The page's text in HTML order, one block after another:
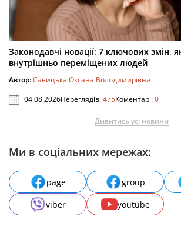
Законодавчі новації: 7 ключових змін,
внутрішньо переміщених людей
Автор:Савицька Оксана Володимирівна
04.08.2026Переглядів:475Коментарі:0
Дивитись усі новини
Ми в соціальних мережах:
page group
viber
youtube